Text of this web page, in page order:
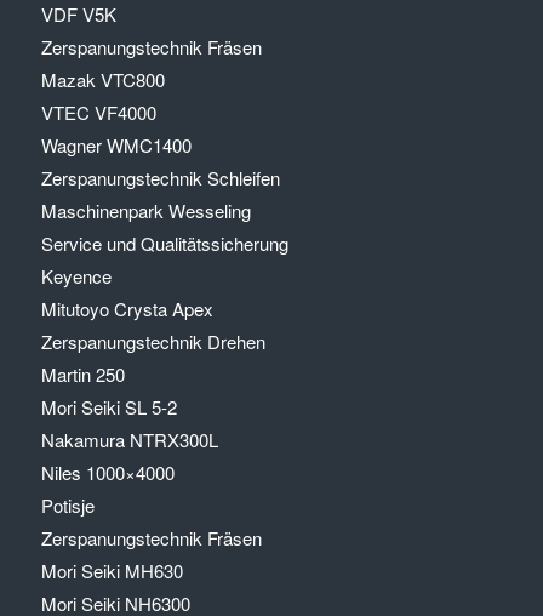
VDF V5K
Zerspanungstechnik Fräsen
Mazak VTC800
VTEC VF4000
Wagner WMC1400
Zerspanungstechnik Schleifen
Maschinenpark Wesseling
Service und Qualitätssicherung
Keyence
Mitutoyo Crysta Apex
Zerspanungstechnik Drehen
Martin 250
Mori Seiki SL 5-2
Nakamura NTRX300L
Niles 1000×4000
Potisje
Zerspanungstechnik Fräsen
Mori Seiki MH630
Mori Seiki NH6300